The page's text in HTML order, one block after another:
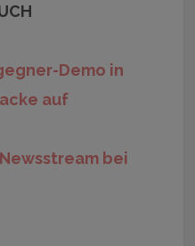
Demo in
auf
bei